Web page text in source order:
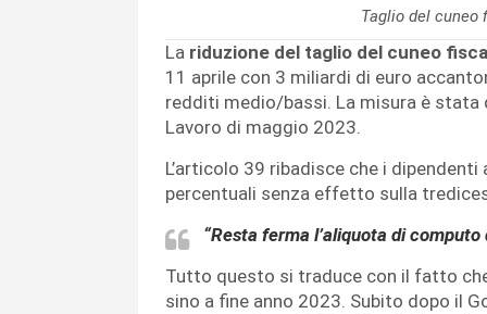
Taglio del
La riduzione del taglio del cuneo
11 aprile con 3 miliardi di euro
redditi medio/bassi. La misura è
Lavoro di maggio 2023.
L’articolo 39 ribadisce che i
percentuali senza effetto sulla
“Resta ferma l’aliquota di
Tutto questo si traduce con il fatto
sino a fine anno 2023. Subito dopo il